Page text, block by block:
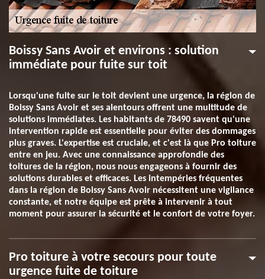
Boissy Sans Avoir et environs : solution
immédiate pour fuite sur toit
Lorsqu'une fuite sur le toit devient une urgence, la région de
Boissy Sans Avoir et ses alentours offrent une multitude de
solutions immédiates. Les habitants de 78490 savent qu'une
intervention rapide est essentielle pour éviter des dommages
plus graves. L'expertise est cruciale, et c'est là que Pro toiture
entre en jeu. Avec une connaissance approfondie des
toitures de la région, nous nous engageons à fournir des
solutions durables et efficaces. Les intempéries fréquentes
dans la région de Boissy Sans Avoir nécessitent une vigilance
constante, et notre équipe est prête à intervenir à tout
moment pour assurer la sécurité et le confort de votre foyer.
Pro toiture à votre secours pour toute
urgence fuite de toiture